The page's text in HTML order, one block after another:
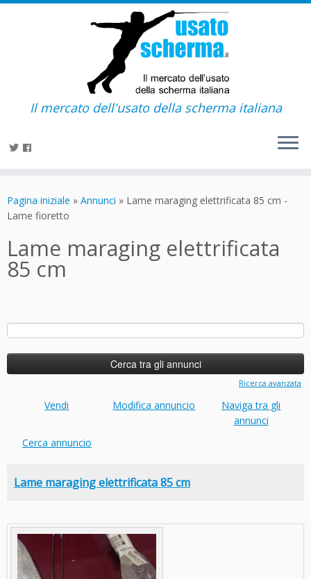
contenuto
Il mercato dell'usato della scherma italiana
Pagina iniziale » Annunci » Lame maraging elettrificata 85 cm -
Lame fioretto
Lame maraging elettrificata
85 cm
Ricerca
Ricerca avanzata
Vendi Modifica annuncio
Naviga tra gli
annunci
Cerca annuncio
Lame maraging elettrificata 85 cm